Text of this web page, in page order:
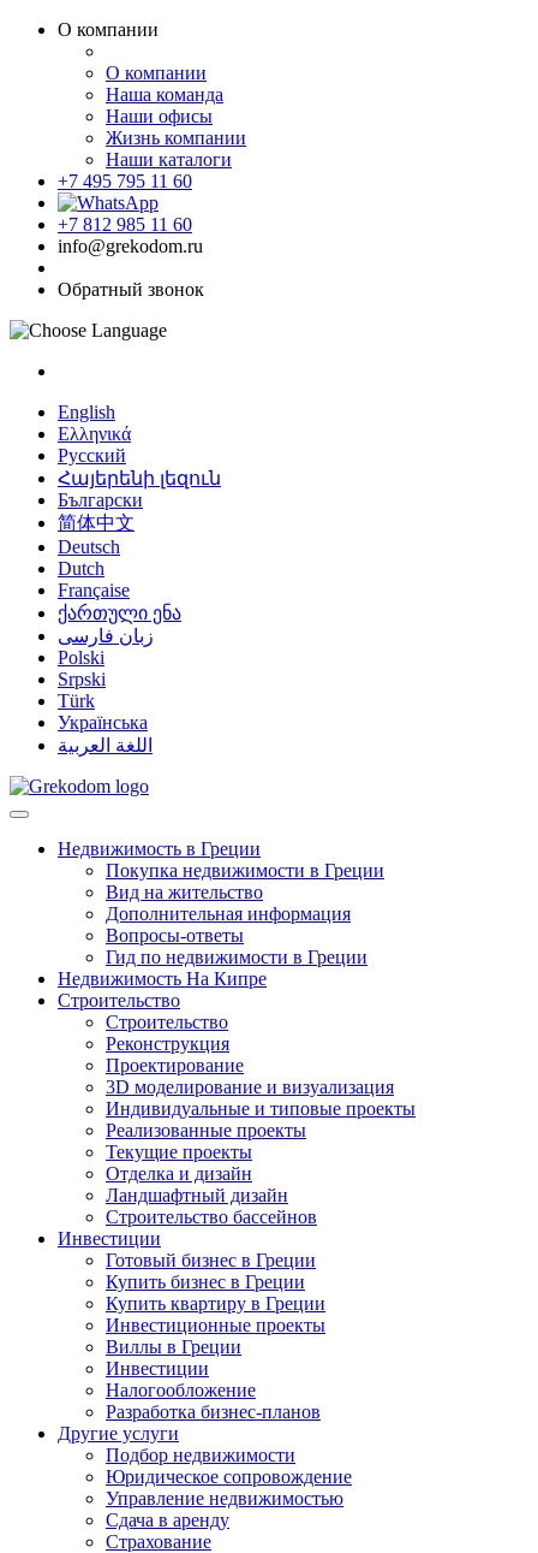
О компании
О компании
Наша команда
Наши офисы
Жизнь компании
Наши каталоги
+7 495 795 11 60
+7 812 985 11 60
info@grekodom.ru
Обратный звонок
English
Ελληνικά
Русский
Հայերենի լեզուն
Български
简体中文
Deutsch
Dutch
Française
ქართული ენა
زبان فارسی
Polski
Srpski
Türk
Українська
اللغة العربية
Недвижимость в Греции
Покупка недвижимости в Греции
Вид на жительство
Дополнительная информация
Вопросы-ответы
Гид по недвижимости в Греции
Недвижимость На Кипре
Строительство
Строительство
Реконструкция
Проектирование
3D моделирование и визуализация
Индивидуальные и типовые проекты
Реализованные проекты
Текущие проекты
Отделка и дизайн
Ландшафтный дизайн
Строительство бассейнов
Инвестиции
Готовый бизнес в Греции
Купить бизнес в Греции
Купить квартиру в Греции
Инвестиционные проекты
Виллы в Греции
Инвестиции
Налогообложение
Разработка бизнес-планов
Другие услуги
Подбор недвижимости
Юридическое сопровождение
Управление недвижимостью
Сдача в аренду
Страхование